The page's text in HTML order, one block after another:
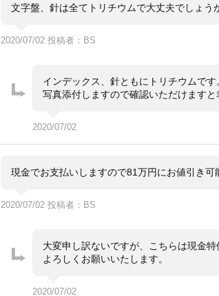
文字盤、針は全てトリチウムで大丈夫でしょう
2020/07/02 投稿者：BS
インデックス、針ともにトリチウムで
写真添付しますので確認いただけますと
2020/07/02
現金でお支払いしますので81万円にお値引き可
2020/07/02 投稿者：BS
大変申し訳ないですが、こちらは現金
よろしくお願いいたします。
2020/07/02